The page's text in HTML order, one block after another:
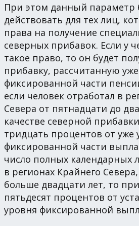
При этом данный параметр
действовать для тех лиц,
права на получение
северных прибавок. Если у
такое право, то он будет
прибавку, рассчитанную
фиксированной части
если человек отработал в
Севера от пятнадцати до
качестве северной
тридцать процентов от
фиксированной части
число полных календарных
в регионах Крайнего Севера,
больше двадцати лет, то
пятьдесят процентов от
уровня фиксированной